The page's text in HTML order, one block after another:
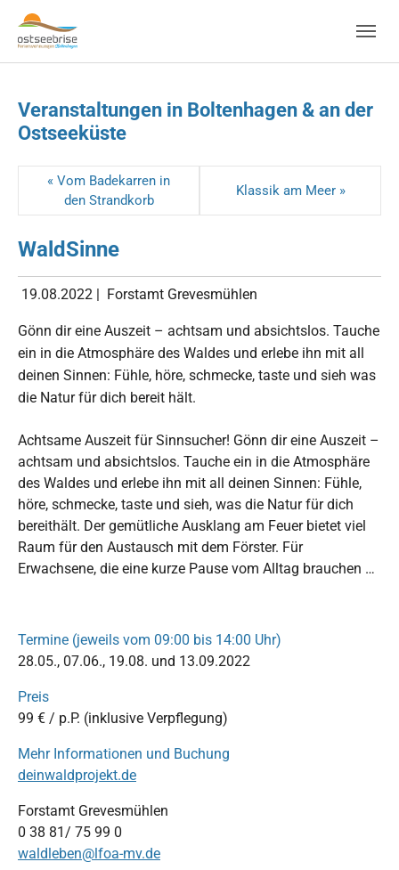
Skip to main navigation
Zum Hauptinhalt springen
Skip to page footer
Veranstaltungen in Boltenhagen & an der
Ostseeküste
« Vom Badekarren in
den Strandkorb
Klassik am Meer »
WaldSinne
19.08.2022 | Forstamt Grevesmühlen
Gönn dir eine Auszeit – achtsam und absichtslos. Tauche
ein in die Atmosphäre des Waldes und erlebe ihn mit all
deinen Sinnen: Fühle, höre, schmecke, taste und sieh was
die Natur für dich bereit hält.
Achtsame Auszeit für Sinnsucher! Gönn dir eine Auszeit –
achtsam und absichtslos. Tauche ein in die Atmosphäre
des Waldes und erlebe ihn mit all deinen Sinnen: Fühle,
höre, schmecke, taste und sieh, was die Natur für dich
bereithält. Der gemütliche Ausklang am Feuer bietet viel
Raum für den Austausch mit dem Förster. Für
Erwachsene, die eine kurze Pause vom Alltag brauchen …
Termine (jeweils vom 09:00 bis 14:00 Uhr)
28.05., 07.06., 19.08. und 13.09.2022
Preis
99 € / p.P. (inklusive Verpflegung)
Mehr Informationen und Buchung
deinwaldprojekt.de
Forstamt Grevesmühlen
0 38 81/ 75 99 0
waldleben@lfoa-mv.de